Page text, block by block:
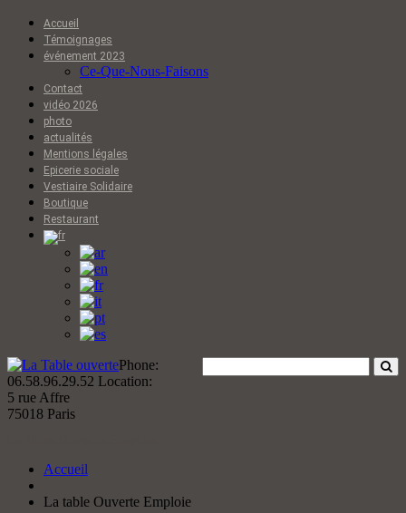
Accueil
Témoignages
événement 2023
Ce-Que-Nous-Faisons
Contact
vidéo 2026
photo
actualités
Mentions légales
Epicerie sociale
Vestiaire Solidaire
Boutique
Restaurant
Phone:
06.58.96.29.52 Location:
5 rue Affre
75018 Paris
Accueil
La table Ouverte Emploie